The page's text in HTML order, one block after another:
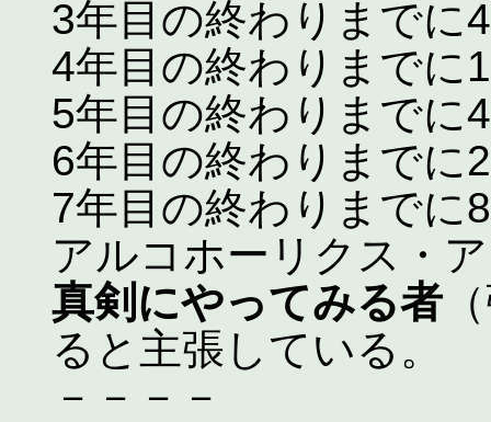
3年目の終わりまでに
4年目の終わりまでに
5年目の終わりまでに
6年目の終わりまでに
7年目の終わりまでに
アルコホーリクス・
真剣にやってみる者
ると主張している。
－－－－